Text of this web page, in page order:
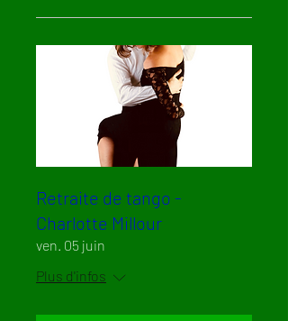
Retraite de tango -
Charlotte Millour
ven. 05 juin
Plus d'infos